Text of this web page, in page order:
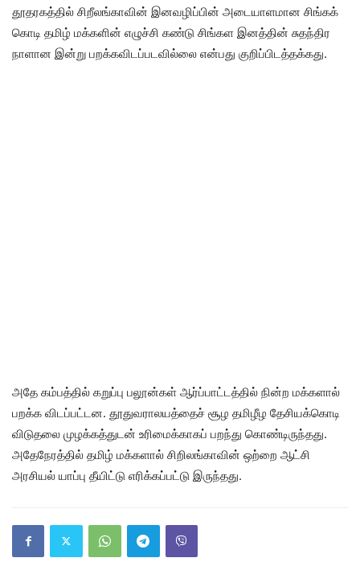
தூதரகத்தில் சிறீலங்காவின் இனவழிப்பின் அடையாளமான சிங்கக்
கொடி தமிழ் மக்களின் எழுச்சி கண்டு சிங்கள இனத்தின் சுதந்திர
நாளான இன்று பறக்கவிடப்படவில்லை என்பது குறிப்பிடத்தக்கது.
அதே கம்பத்தில் கறுப்பு பலூன்கள் ஆர்ப்பாட்டத்தில் நின்ற மக்களால்
பறக்க விடப்பட்டன. தூதுவராலயத்தைச் சூழ தமிழீழ தேசியக்கொடி
விடுதலை முழக்கத்துடன் உரிமைக்காகப் பறந்து கொண்டிருந்தது.
அதேநேரத்தில் தமிழ் மக்களால் சிறிலங்காவின் ஒற்றை ஆட்சி
அரசியல் யாப்பு தீயிட்டு எரிக்கப்பட்டு இருந்தது.